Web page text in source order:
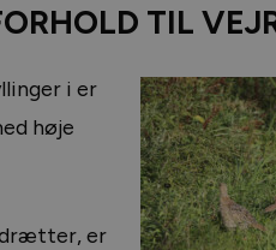
TIL
i er
høje
er